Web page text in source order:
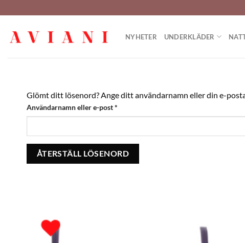
till
innehåll
NYHETER UNDERKLÄDER
Glömt ditt lösenord? Ange ditt användarnamn eller din e-
Användarnamn eller e-post*
ÅTERSTÄLL LÖSENORD